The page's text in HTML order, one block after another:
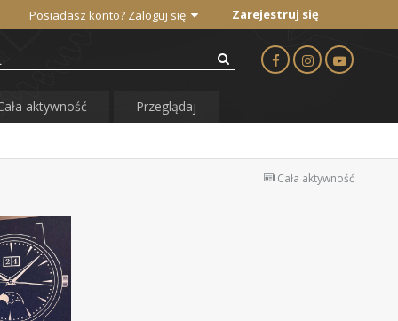
Posiadasz konto? Zaloguj się Zarejestruj się
aktywność Przeglądaj
Cała aktywność